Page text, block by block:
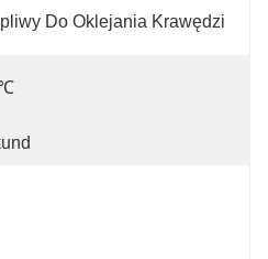
Do Oklejania Krawędzi
℃